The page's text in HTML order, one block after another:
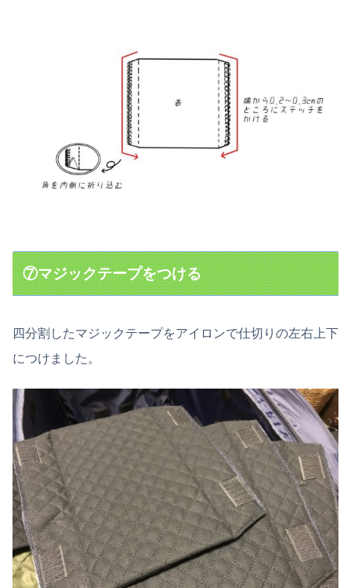
⑦マジックテープをつける
四分割したマジックテープをアイロンで仕切りの左右上下
につけました。